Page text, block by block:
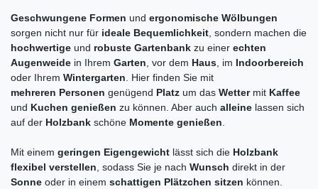
Geschwungene Formen und ergonomische Wölbungen
sorgen nicht nur für ideale Bequemlichkeit, sondern machen die
hochwertige und robuste Gartenbank zu einer echten
Augenweide in Ihrem Garten, vor dem Haus, im Indoorbereich
oder Ihrem Wintergarten. Hier finden Sie mit
mehreren Personen genügend Platz um das Wetter mit Kaffee
und Kuchen genießen zu können. Aber auch alleine lassen sich
auf der Holzbank schöne Momente genießen.
Mit einem geringen Eigengewicht lässt sich die Holzbank
flexibel verstellen, sodass Sie je nach Wunsch direkt in der
Sonne oder in einem schattigen Plätzchen sitzen können.